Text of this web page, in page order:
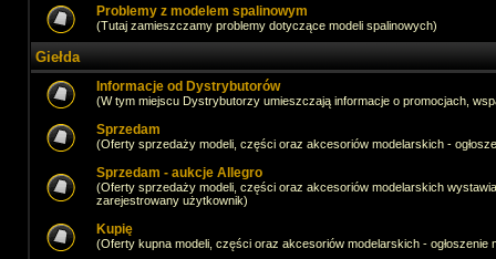
Problemy z modelem spalinowym
(Tutaj zamieszczamy problemy dotyczące modeli spalinowych)
Giełda
Informacje od Dystrybutorów
(W tym miejscu Dystrybutorzy umieszczają informacje o promocjach,
Sprzedam
(Oferty sprzedaży modeli, części oraz akcesoriów modelarskich -
Sprzedam - aukcje Allegro
(Oferty sprzedaży modeli, części oraz akcesoriów modelarskich
zarejestrowany użytkownik)
Kupię
(Oferty kupna modeli, części oraz akcesoriów modelarskich -